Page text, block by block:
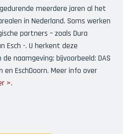
meerdere jaren al het
in Nederland. Soms werken
partners – zoals Dura
Esch -. U herkent deze
naamgeving: bijvoorbeeld: DAS
EschDoorn. Meer info over
>.